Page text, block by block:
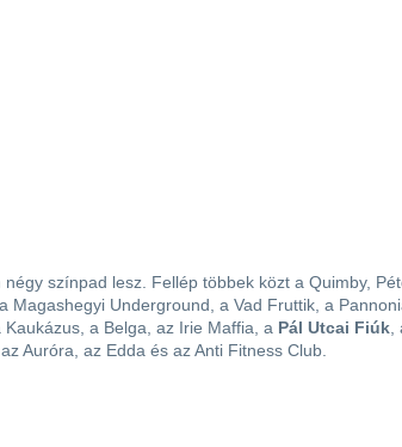
négy színpad lesz. Fellép többek közt a Quimby,
Magashegyi Underground, a Vad Fruttik, a
a Belga, az Irie Maffia, a Pál Utcai Fiúk
Auróra, az Edda és az Anti Fitness Club.